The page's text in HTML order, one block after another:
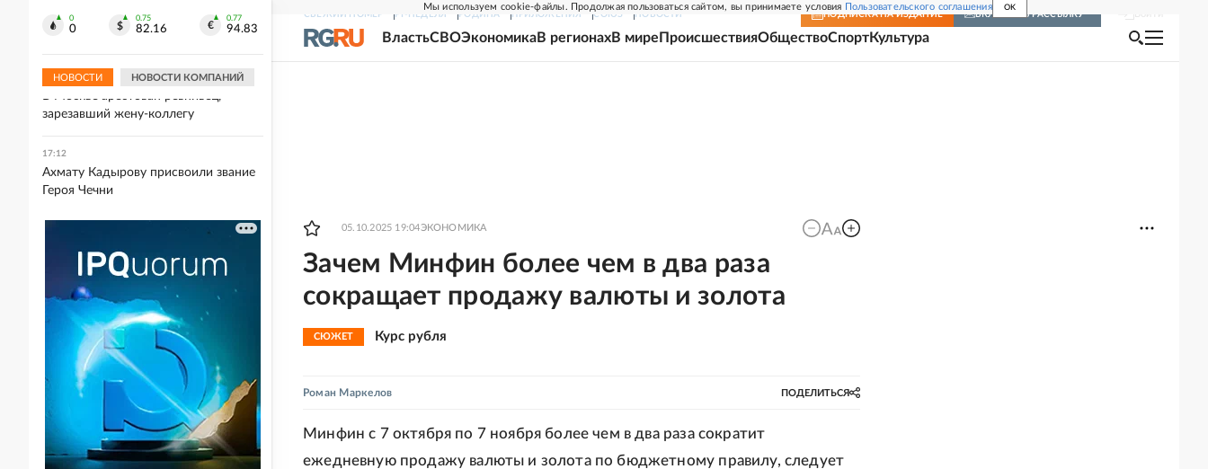
Мы используем cookie-файлы. Продолжая пользоваться сайтом, вы принимаете условия Пользовательского соглашения OK
СВЕЖИЙ НОМЕР РГ-НЕДЕЛЯ РОДИНА ПРИЛОЖЕНИЯ СОЮЗ НОВОСТИ ПОДПИСКА НА ИЗДАНИЕ ВКЛЮЧИТЬ РАССЫЛКУ
ВластьСВОЭкономикаВ регионахВ мире ПроисшествияОбществоСпортКультура
05.10.2025 19:04ЭКОНОМИКА
Зачем Минфин более чем в два раза
сокращает продажу валюты и золота
СЮЖЕТ Курс рубля
Роман Маркелов ПОДЕЛИТЬСЯ
Минфин с 7 октября по 7 ноября более чем в два раза сократит
ежедневную продажу валюты и золота по бюджетному правилу, следует
0
0
0.75
82.16
0.77
94.83
НОВОСТИ НОВОСТИ КОМПАНИЙ
сократились в июле на 0,1 млрд
17:15
В Москве арестован ревнивец,
зарезавший жену-коллегу
17:12
Ахмату Кадырову присвоили звание
Героя Чечни